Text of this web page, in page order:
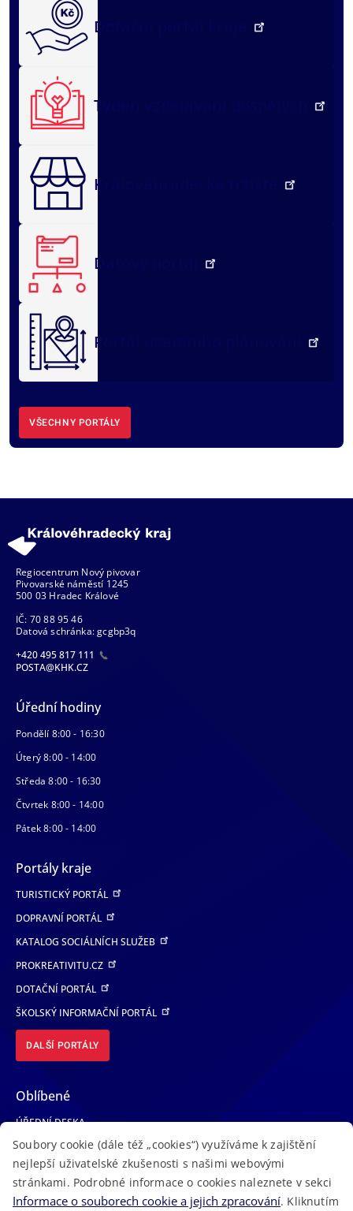
Dotační portál kraje
Týden vzdělávání dospělých
Královéhradecké tržiště
Datový portál
Portál územního plánování
VŠECHNY PORTÁLY
Regiocentrum Nový pivovar
Pivovarské náměstí 1245
500 03 Hradec Králové
IČ: 70 88 95 46
Datová schránka: gcgbp3q
+420 495 817 111
POSTA@KHK.CZ
Úřední hodiny
Pondělí 8:00 - 16:30
Úterý 8:00 - 14:00
Středa 8:00 - 16:30
Čtvrtek 8:00 - 14:00
Pátek 8:00 - 14:00
Portály kraje
TURISTICKÝ PORTÁL
DOPRAVNÍ PORTÁL
KATALOG SOCIÁLNÍCH SLUŽEB
PROKREATIVITU.CZ
DOTAČNÍ PORTÁL
ŠKOLSKÝ INFORMAČNÍ PORTÁL
DALŠÍ PORTÁLY
Oblíbené
ÚŘEDNÍ DESKA
TELEFONNÍ SEZNAM
LÉKAŘSKÁ POHOTOVOST
VOLNÁ MÍSTA
Soubory cookie (dále též „cookies“) využíváme k zajištění
nejlepší uživatelské zkušenosti s našimi webovými
stránkami. Podrobné informace o cookies naleznete v sekci
Informace o souborech cookie a jejich zpracování. Kliknutím